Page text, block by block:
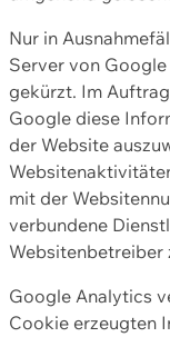
Nur in
Server von
gekürzt. Im
Google diese
der Website
mit der
verbundene
Websitenbetreiber
Google Analytics
Cookie erzeugten